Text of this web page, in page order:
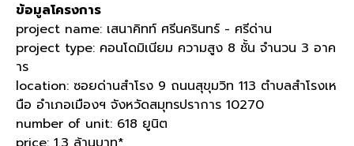
ข้อมูลโครงการ
project name: เสนาคิทท์ ศรีนครินทร์ - ศรีด่าน
project type: คอนโดมิเนียม ความสูง 8 ชั้น จำนวน 3 อาค
าร
location: ซอยด่านสำโรง 9 ถนนสุขุมวิท 113 ตำบลสำโรงเห
นือ อำเภอเมืองฯ จังหวัดสมุทรปราการ 10270
number of unit: 618 ยูนิต